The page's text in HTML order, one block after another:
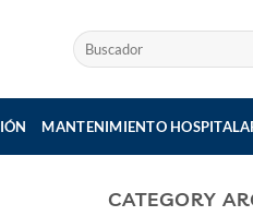
Buscar
por:
MANTENIMIENTO
CATEGORY